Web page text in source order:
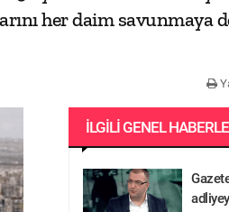
her daim savunmaya
İLGILI GENEL